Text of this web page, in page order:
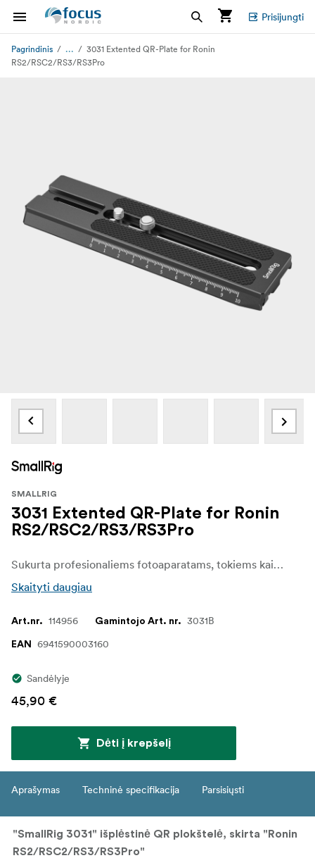
Prisijungti
Pagrindinis ...
3031 Extented QR-Plate for Ronin
RS2/RSC2/RS3/RS3Pro
SMALLRIG
3031 Extented QR-Plate for Ronin
RS2/RSC2/RS3/RS3Pro
Sukurta profesionaliems fotoaparatams, tokiems kaip "Canon C100/200/300", "RED", "Komodo", tvirtinti prie kardaninio svirties. Pailginta plokštelė, palyginti su originalia kameros plokštele, padidina plokštelę 40 mm.
Skaityti daugiau
Art.nr. 114956 Gamintojo Art. nr. 3031B
EAN 6941590003160
Sandėlyje
45,90 €
Dėti į krepšelį
Aprašymas Techninė specifikacija Parsisiųsti
"SmallRig 3031" išplėstinė QR plokštelė, skirta "Ronin
RS2/RSC2/RS3/RS3Pro"